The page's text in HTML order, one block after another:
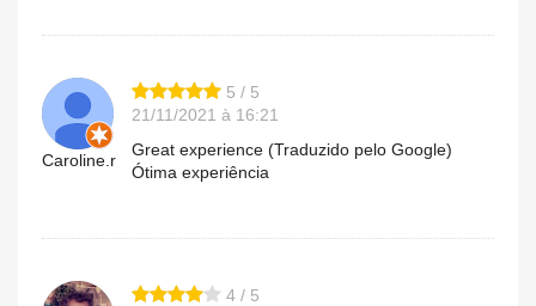
Caroline.r
5 / 5
21/11/2021 à 16:21
Great experience (Traduzido pelo Google)
Ótima experiência
4 / 5